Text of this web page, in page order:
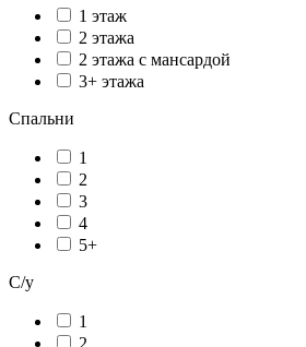
1 этаж
2 этажа
2 этажа с мансардой
3+ этажа
Спальни
1
2
3
4
5+
С/у
1
2